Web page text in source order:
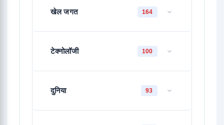
खेल जगत 164
टेक्नोलॉजी 100
दुनिया 93